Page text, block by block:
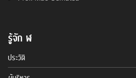
รู้จัก ฬ
ประวัติ